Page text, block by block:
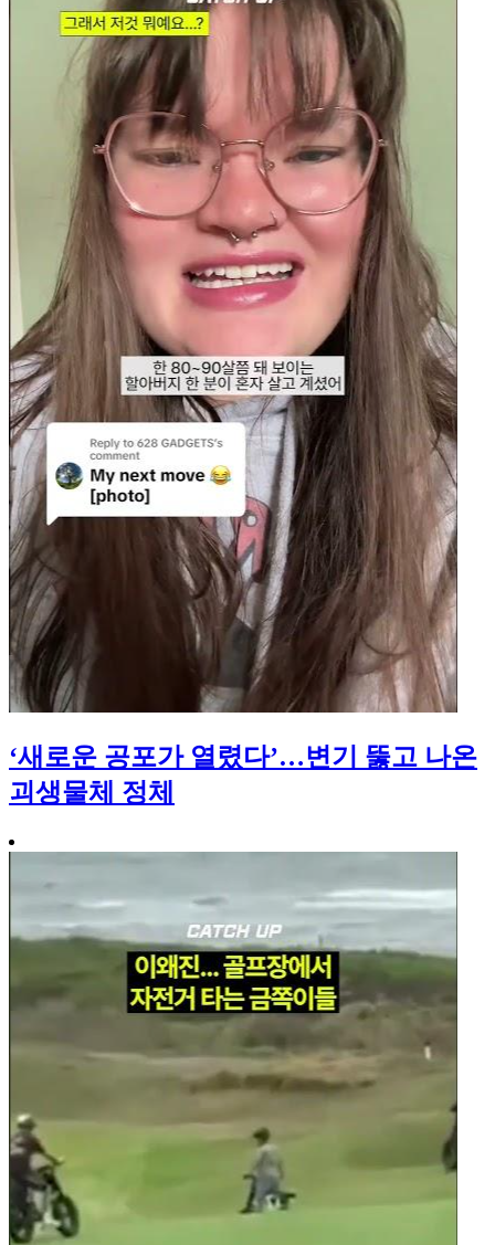
‘새로운 공포가 열렸다’…변기 뚫고 나온
괴생물체 정체